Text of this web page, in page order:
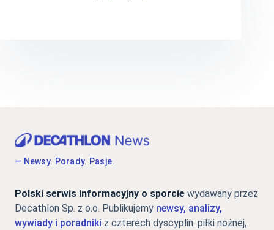
— Newsy. Porady. Pasje.
Polski serwis informacyjny o sporcie wydawany przez
Decathlon Sp. z o.o. Publikujemy newsy, analizy,
wywiady i poradniki z czterech dyscyplin: piłki nożnej,